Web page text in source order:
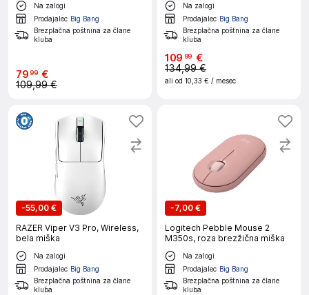
Na zalogi
Prodajalec Big Bang
Brezplačna poštnina za člane
kluba
7999 €
109,99 €
Na zalogi
Prodajalec Big Bang
Brezplačna poštnina za člane
kluba
109 99 €
134,99 €
ali od 10,33 € / mesec
-55,00 €
RAZER Viper V3 Pro, Wireless,
bela miška
Na zalogi
Prodajalec Big Bang
Brezplačna poštnina za člane
kluba
-7,00 €
Logitech Pebble Mouse 2
M350s, roza brezžična miška
Na zalogi
Prodajalec Big Bang
Brezplačna poštnina za člane
kluba